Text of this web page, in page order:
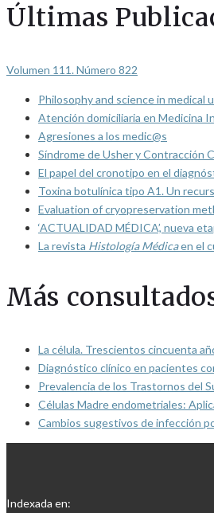
Últimas
Volumen 111. Número 822
Philosophy and science in
Atención domiciliaria en Medicina
Agresiones a los medic@s
Síndrome de Usher y Contracción
El papel del cronotipo en el
Toxina botulínica tipo A1. Un
Evaluation of cryopreservation
‘ACTUALIDAD MÉDICA’, nueva
La revista Histología Médicaen el
Más
La célula. Trescientos cincuenta
Diagnóstico clínico en pacientes
Prevalencia de los Trastornos del
Células Madre endometriales:
Cambios sugestivos de infección
Indexada en: